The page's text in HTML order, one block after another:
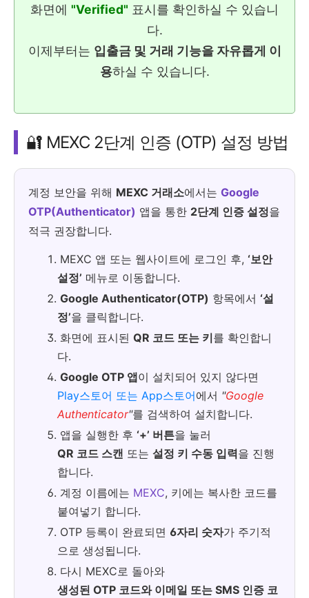
화면에 "Verified" 표시를 확인하실 수 있습니
다.
이제부터는 입출금 및 거래 기능을 자유롭게 이
용하실 수 있습니다.
🔐 MEXC 2단계 인증 (OTP) 설정 방법
계정 보안을 위해 MEXC 거래소에서는 Google
OTP(Authenticator) 앱을 통한 2단계 인증 설정을
적극 권장합니다.
MEXC 앱 또는 웹사이트에 로그인 후, ‘보안
설정’ 메뉴로 이동합니다.
Google Authenticator(OTP) 항목에서 ‘설
정’을 클릭합니다.
화면에 표시된 QR 코드 또는 키를 확인합니
다.
Google OTP 앱이 설치되어 있지 않다면
Play스토어 또는 App스토어에서 "Google
Authenticator"를 검색하여 설치합니다.
앱을 실행한 후 ‘+’ 버튼을 눌러
QR 코드 스캔 또는 설정 키 수동 입력을 진행
합니다.
계정 이름에는 MEXC, 키에는 복사한 코드를
붙여넣기 합니다.
OTP 등록이 완료되면 6자리 숫자가 주기적
으로 생성됩니다.
다시 MEXC로 돌아와
생성된 OTP 코드와 이메일 또는 SMS 인증 코